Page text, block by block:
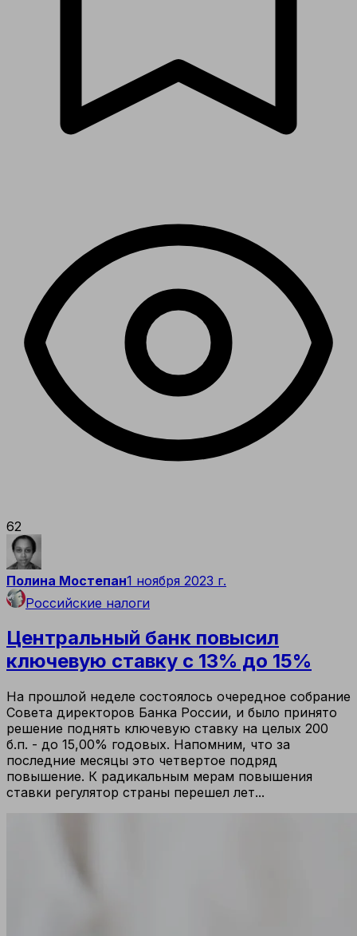
62
Полина Мостепан1 ноября 2023 г.
Российские налоги
Центральный банк повысил
ключевую ставку с 13% до 15%
На прошлой неделе состоялось очередное собрание
Совета директоров Банка России, и было принято
решение поднять ключевую ставку на целых 200
б.п. - до 15,00% годовых. Напомним, что за
последние месяцы это четвертое подряд
повышение. К радикальным мерам повышения
ставки регулятор страны перешел лет...